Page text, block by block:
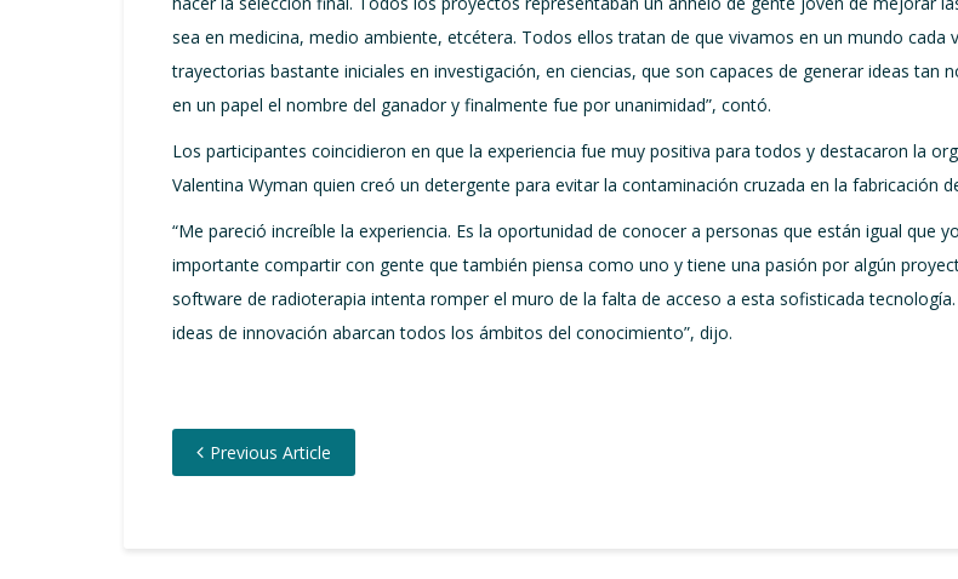
sea en medicina, medio ambiente, etcétera. Todos ellos tratan de que vivamos en un mundo
trayectorias bastante iniciales en investigación, en ciencias, que son capaces de generar ideas
en un papel el nombre del ganador y finalmente fue por unanimidad”, contó.
Los participantes coincidieron en que la experiencia fue muy positiva para todos y destacaron la
Valentina Wyman quien creó un detergente para evitar la contaminación cruzada en la fabricación
“Me pareció increíble la experiencia. Es la oportunidad de conocer a personas que están igual que
importante compartir con gente que también piensa como uno y tiene una pasión por algún
software de radioterapia intenta romper el muro de la falta de acceso a esta sofisticada
ideas de innovación abarcan todos los ámbitos del conocimiento”, dijo.
Previous Article